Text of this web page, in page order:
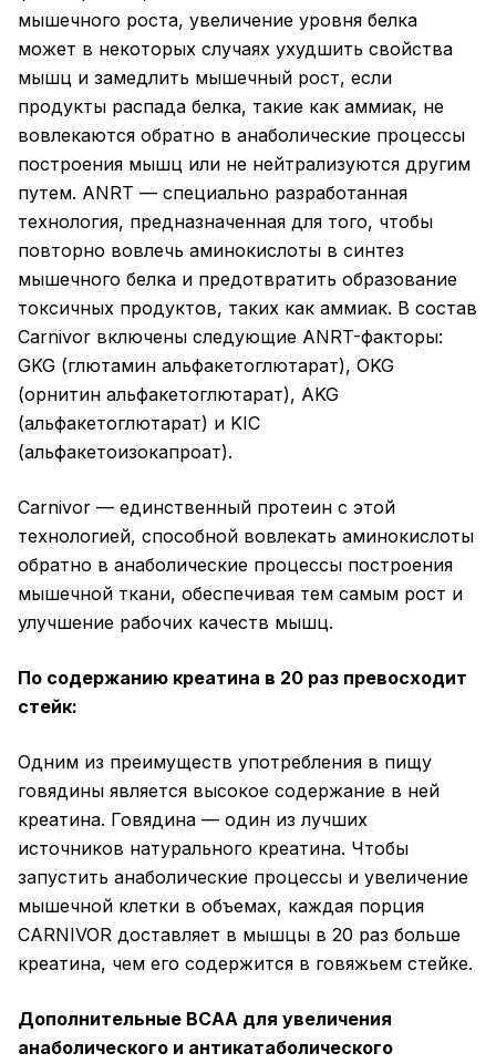
мышечного роста, увеличение уровня белка
может в некоторых случаях ухудшить свойства
мышц и замедлить мышечный рост, если
продукты распада белка, такие как аммиак, не
вовлекаются обратно в анаболические процессы
построения мышц или не нейтрализуются другим
путем. ANRT — специально разработанная
технология, предназначенная для того, чтобы
повторно вовлечь аминокислоты в синтез
мышечного белка и предотвратить образование
токсичных продуктов, таких как аммиак. В состав
Carnivor включены следующие ANRT-факторы:
GKG (глютамин альфакетоглютарат), OKG
(орнитин альфакетоглютарат), AKG
(альфакетоглютарат) и KIC
(альфакетоизокапроат).
Carnivor — единственный протеин с этой
технологией, способной вовлекать аминокислоты
обратно в анаболические процессы построения
мышечной ткани, обеспечивая тем самым рост и
улучшение рабочих качеств мышц.
По содержанию креатина в 20 раз превосходит
стейк:
Одним из преимуществ употребления в пищу
говядины является высокое содержание в ней
креатина. Говядина — один из лучших
источников натурального креатина. Чтобы
запустить анаболические процессы и увеличение
мышечной клетки в объемах, каждая порция
CARNIVOR доставляет в мышцы в 20 раз больше
креатина, чем его содержится в говяжьем стейке.
Дополнительные ВСАА для увеличения
анаболического и антикатаболического